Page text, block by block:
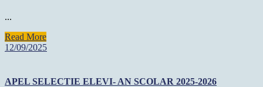
...
Read MoreRead
More
12/09/202512/09/2025
APEL SELECTIE ELEVI- AN SCOLAR 2025-2026